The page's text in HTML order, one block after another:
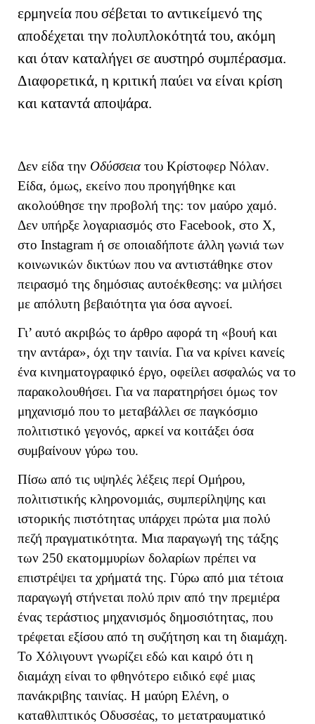
ερμηνεία που σέβεται το αντικείμενό της
αποδέχεται την πολυπλοκότητά του, ακόμη
και όταν καταλήγει σε αυστηρό συμπέρασμα.
Διαφορετικά, η κριτική παύει να είναι κρίση
και καταντά αποψάρα.
Δεν είδα την Οδύσσειατου Κρίστοφερ Νόλαν.
Είδα, όμως, εκείνο που προηγήθηκε και
ακολούθησε την προβολή της: τον μαύρο χαμό.
Δεν υπήρξε λογαριασμός στο Facebook, στο X,
στο Instagram ή σε οποιαδήποτε άλλη γωνιά των
κοινωνικών δικτύων που να αντιστάθηκε στον
πειρασμό της δημόσιας αυτοέκθεσης: να μιλήσει
με απόλυτη βεβαιότητα για όσα αγνοεί.
Γι’ αυτό ακριβώς το άρθρο αφορά τη «βουή και
την αντάρα», όχι την ταινία. Για να κρίνει κανείς
ένα κινηματογραφικό έργο, οφείλει ασφαλώς να το
παρακολουθήσει. Για να παρατηρήσει όμως τον
μηχανισμό που το μεταβάλλει σε παγκόσμιο
πολιτιστικό γεγονός, αρκεί να κοιτάξει όσα
συμβαίνουν γύρω του.
Πίσω από τις υψηλές λέξεις περί Ομήρου,
πολιτιστικής κληρονομιάς, συμπερίληψης και
ιστορικής πιστότητας υπάρχει πρώτα μια πολύ
πεζή πραγματικότητα. Μια παραγωγή της τάξης
των 250 εκατομμυρίων δολαρίων πρέπει να
επιστρέψει τα χρήματά της. Γύρω από μια τέτοια
παραγωγή στήνεται πολύ πριν από την πρεμιέρα
ένας τεράστιος μηχανισμός δημοσιότητας, που
τρέφεται εξίσου από τη συζήτηση και τη διαμάχη.
Το Χόλιγουντ γνωρίζει εδώ και καιρό ότι η
διαμάχη είναι το φθηνότερο ειδικό εφέ μιας
πανάκριβης ταινίας. Η μαύρη Ελένη, ο
καταθλιπτικός Οδυσσέας, το μετατραυματικό